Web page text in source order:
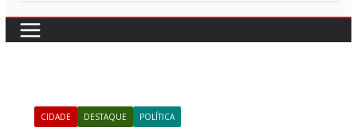
CIDADE DESTAQUE POLÍTICA